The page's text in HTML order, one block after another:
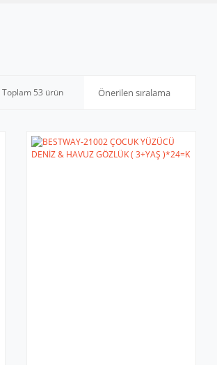
Toplam 53 ürün